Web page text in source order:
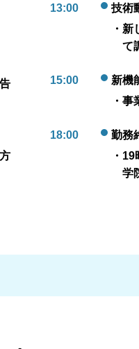
13:00
技術
・
て
15:00
新機
・
18:00
勤務
・
学